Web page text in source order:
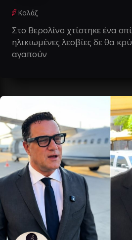
Κολάζ
Στο Βερολίνο χτίστηκε ένα
ηλικιωμένες λεσβίες δε θα
αγαπούν